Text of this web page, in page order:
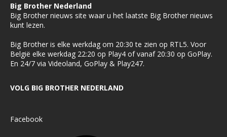
Big Brother Nederland
Big Brother nieuws site waar u het laatste Big Brother nieuws
kunt lezen.
Big Brother is elke werkdag om 20:30 te zien op RTL5. Voor
België elke werkdag 22:20 op Play4 of vanaf 20:30 op GoPlay.
En 24/7 via Videoland, GoPlay & Play247.
VOLG BIG BROTHER NEDERLAND
Facebook